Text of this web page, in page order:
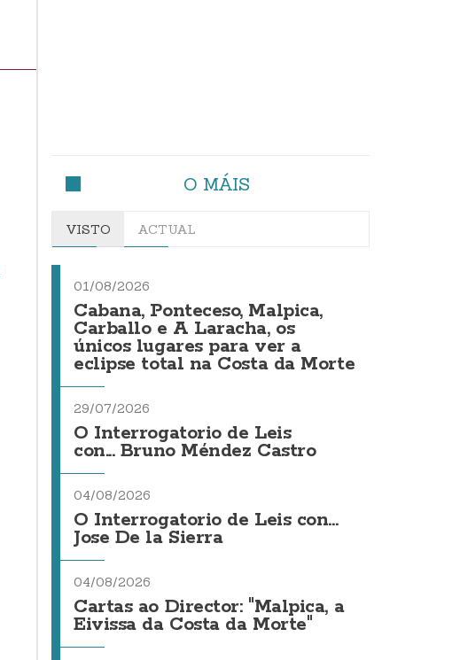
O MÁIS
VISTO ACTUAL
01/08/2026
Cabana, Ponteceso, Malpica,
Carballo e A Laracha, os
únicos lugares para ver a
eclipse total na Costa da Morte
29/07/2026
O Interrogatorio de Leis
con... Bruno Méndez Castro
04/08/2026
O Interrogatorio de Leis con...
Jose De la Sierra
04/08/2026
Cartas ao Director: "Malpica, a
Eivissa da Costa da Morte"